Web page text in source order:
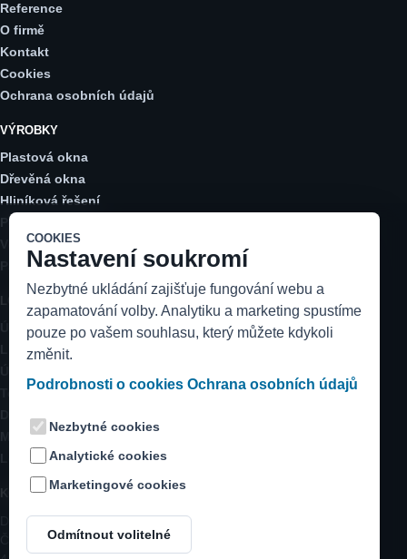
Reference
O firmě
Kontakt
Cookies
Ochrana osobních údajů
VÝROBKY
Plastová okna
Dřevěná okna
Hliníková řešení
Posuvné dveře
Vchodové dveře
Parapety a stínění
LOKALITY
Ústecký kraj
Litoměřicko
Teplice
Most a Chomutov
Louny a Žatec
KONTAKT
DK instal s.r.o.
Černěves 1
COOKIES
Nastavení soukromí
Nezbytné ukládání zajišťuje fungování webu a
zapamatování volby. Analytiku a marketing spustíme
pouze po vašem souhlasu, který můžete kdykoli
změnit.
Podrobnosti o cookies Ochrana osobních údajů
Nezbytné cookies
Analytické cookies
Marketingové cookies
Odmítnout volitelné